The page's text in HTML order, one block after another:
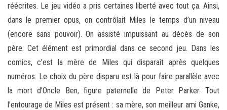
réécrites. Le jeu vidéo a pris certaines liberté avec tout ça. Ainsi,
dans le premier opus, on contrôlait Miles le temps d’un niveau
(encore sans pouvoir). On assisté impuissant au décès de son
père. Cet élément est primordial dans ce second jeu. Dans les
comics, c’est la mère de Miles qui disparaît après quelques
numéros. Le choix du père disparu est là pour faire parallèle avec
la mort d’Oncle Ben, figure paternelle de Peter Parker. Tout
l’entourage de Miles est présent : sa mère, son meilleur ami Ganke,